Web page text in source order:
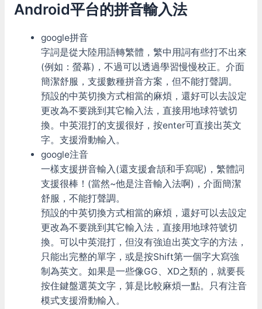
Android平台的拼音輸入法
google拼音
字詞是從大陸用語轉繁體，繁中用詞有些打不出來
(例如：螢幕)，不過可以透過學習慢慢校正。介面
簡潔舒服，支援數種拼音方案，但不能打聲調。
預設的中英切換方式相當的麻煩，還好可以去設定
更改為不要跳到其它輸入法，直接用地球符號切
換。中英混打的支援很好，按enter可直接出英文
字。支援滑動輸入。
google注音
一樣支援拼音輸入(還支援倉頡和手寫呢)，繁體詞
支援很棒！(當然~他是注音輸入法啊)，介面簡潔
舒服，不能打聲調。
預設的中英切換方式相當的麻煩，還好可以去設定
更改為不要跳到其它輸入法，直接用地球符號切
換。可以中英混打，但沒有強迫出英文字的方法，
只能出完整的單字，或是按Shift第一個字大寫強
制為英文。如果是一些像GG、XD之類的，就要長
按住鍵盤選英文字，算是比較麻煩一點。只有注音
模式支援滑動輸入。